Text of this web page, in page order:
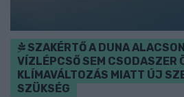
SZAKÉRTŐ A DUNA
VÍZLÉPCSŐ SEM CSODASZER
KLÍMAVÁLTOZÁS MIATT ÚJ
SZÜKSÉG